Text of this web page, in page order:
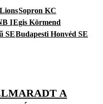
Sopron KC
IEgis Körmend
SEBudapesti Honvéd SE
A